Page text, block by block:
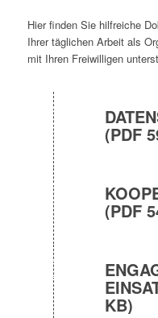
Hier finden Sie hilfreiche
Ihrer täglichen Arbeit als
mit Ihren Freiwilligen
(PDF
(PDF
KB)